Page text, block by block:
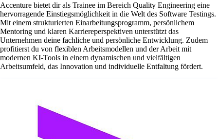
Accenture bietet dir als Trainee im Bereich Quality Engineering eine
hervorragende Einstiegsmöglichkeit in die Welt des Software Testings.
Mit einem strukturierten Einarbeitungsprogramm, persönlichem
Mentoring und klaren Karriereperspektiven unterstützt das
Unternehmen deine fachliche und persönliche Entwicklung. Zudem
profitierst du von flexiblen Arbeitsmodellen und der Arbeit mit
modernen KI-Tools in einem dynamischen und vielfältigen
Arbeitsumfeld, das Innovation und individuelle Entfaltung fördert.